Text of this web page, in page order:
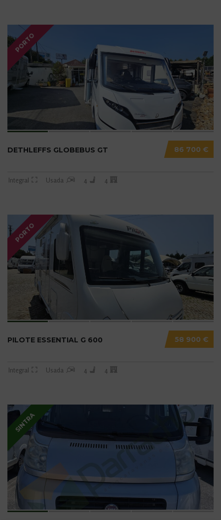
PORTO
86 700 €
DETHLEFFS GLOBEBUS GT
Integral Usada 4 4
PORTO
58 900 €
PILOTE ESSENTIAL G 600
Integral Usada 4 4
SINTRA